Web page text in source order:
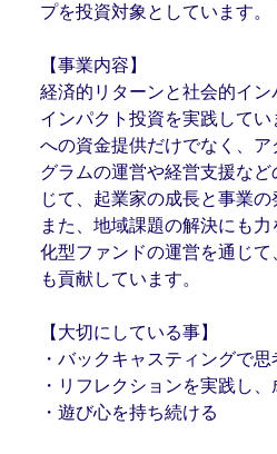
プを投資対象としています。
【事業内容】
経済的リターンと社会的イ
インパクト投資を実践して
への資金提供だけでなく、
グラムの運営や経営支援な
じて、起業家の成長と事業の
また、地域課題の解決にも
化型ファンドの運営を通じ
も貢献しています。
【大切にしている事】
・バックキャスティングで
・リフレクションを実践し
・遊び心を持ち続ける